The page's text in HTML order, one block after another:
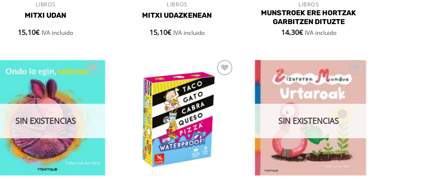
VISTA RÁPIDA
LIBROS
MITXI UDAN
15,10€ IVA incluido
VISTA RÁPIDA
LIBROS
MITXI UDAZKENEAN
15,10€ IVA incluido
VISTA RÁPIDA
LIBROS
MUNSTROEK ERE HORTZAK
GARBITZEN DITUZTE
14,30€ IVA incluido
lista de
deseos
SIN EXISTENCIAS
Añadir
lista de
deseos
Añadir
lista de
deseos
SIN EXISTENCIAS